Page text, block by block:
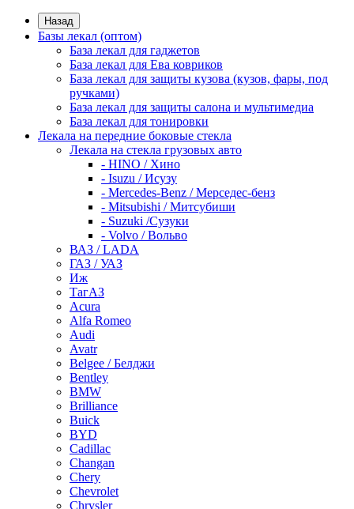
Назад
Базы лекал (оптом)
База лекал для гаджетов
База лекал для Ева ковриков
База лекал для защиты кузова (кузов, фары, под
ручками)
База лекал для защиты салона и мультимедиа
База лекал для тонировки
Лекала на передние боковые стекла
Лекала на стекла грузовых авто
- HINO / Хино
- Isuzu / Исузу
- Mercedes-Benz / Мерседес-бенз
- Mitsubishi / Митсубиши
- Suzuki /Сузуки
- Volvo / Вольво
ВАЗ / LADA
ГАЗ / УАЗ
Иж
ТагАЗ
Acura
Alfa Romeo
Audi
Avatr
Belgee / Белджи
Bentley
BMW
Brilliance
Buick
BYD
Cadillac
Changan
Chery
Chevrolet
Chrysler